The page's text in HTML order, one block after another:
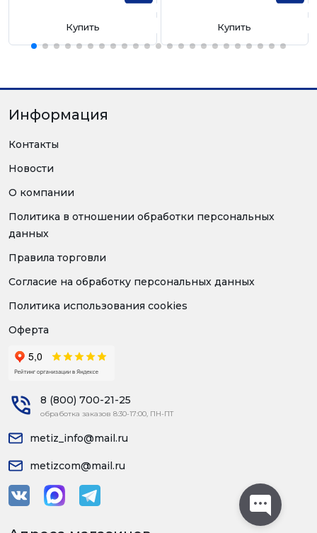
Купить Купить
Информация
Контакты
Новости
О компании
Политика в отношении обработки персональных
данных
Правила торговли
Согласие на обработку персональных данных
Политика использования cookies
Оферта
8 (800) 700-21-25
обработка заказов 8:30-17:00, ПН-ПТ
metiz_info@mail.ru
metizcom@mail.ru